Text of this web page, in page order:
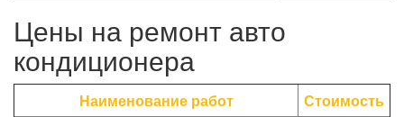
Цены на ремонт авто
кондиционера
Наименование работ
Стоимость